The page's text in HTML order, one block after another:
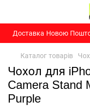
Доставка Новою
Каталог товарів
Чохол для
Camera Stand
Purple